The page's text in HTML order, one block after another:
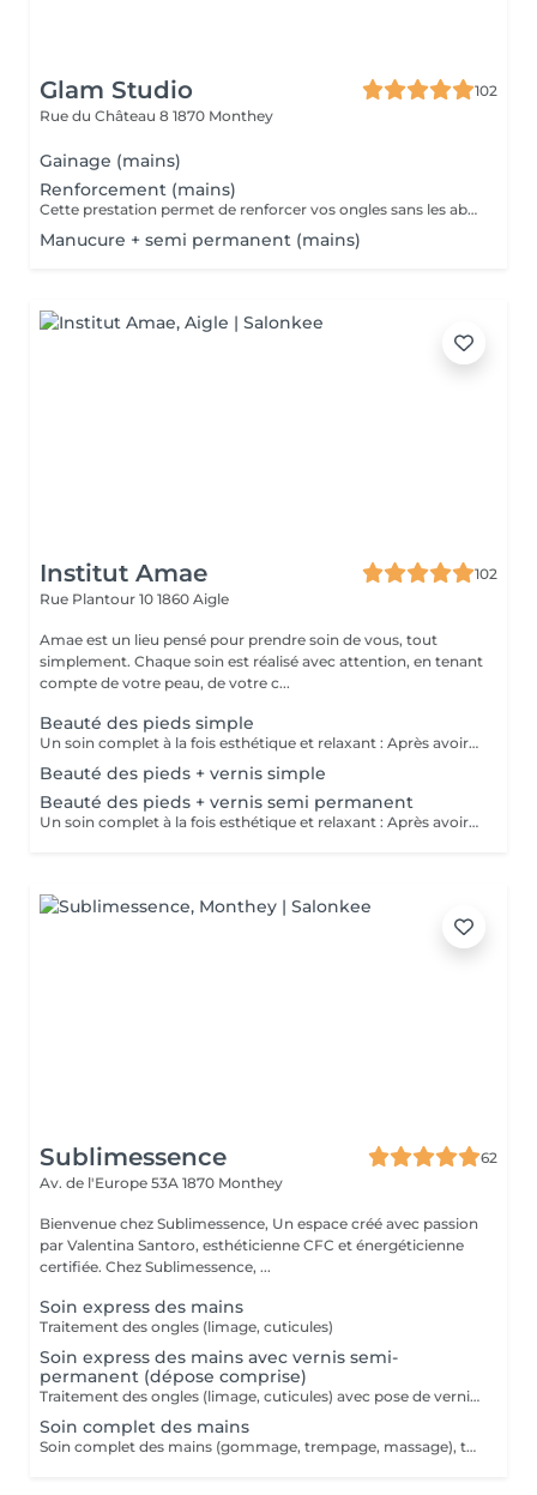
Glam Studio
102
Rue du Château 8 1870 Monthey
Gainage (mains)
Renforcement (mains)
Cette prestation permet de renforcer vos ongles sans les abîmer, tout en gardant un rendu naturel et soigné. Idéale pour celles qui souhaitent plus de tenue qu'une simple manucure, sans passer par la pose de faux ongles Au choix : French ou couleur Et pour terminer en beauté, je réalise un gommage et un massage des mains
Manucure + semi permanent (mains)
Institut Amae
102
Rue Plantour 10 1860 Aigle
Amae est un lieu pensé pour prendre soin de vous, tout
simplement. Chaque soin est réalisé avec attention, en tenant
compte de votre peau, de votre c...
Beauté des pieds simple
Un soin complet à la fois esthétique et relaxant : Après avoir couper et limer vos ongles, le soin des cuticules et un léger soin des callosité, le soin se termine en douceur par un gommage et un massage des pieds
Beauté des pieds + vernis simple
Beauté des pieds + vernis semi permanent
Un soin complet à la fois esthétique et relaxant : Après avoir couper et limer vos ongles, le soin des cuticules et un léger soin des callosité, le soin se termine en douceur par un gommage et un massage des pieds
Sublimessence
62
Av. de l'Europe 53A 1870 Monthey
Bienvenue chez Sublimessence, Un espace créé avec passion
par Valentina Santoro, esthéticienne CFC et énergéticienne
certifiée. Chez Sublimessence, ...
Soin express des mains
Traitement des ongles (limage, cuticules)
Soin express des mains avec vernis semi-
permanent (dépose comprise)
Traitement des ongles (limage, cuticules) avec pose de vernis semi-permanent (dépose comprise)
Soin complet des mains
Soin complet des mains (gommage, trempage, massage), traitement des ongles (limage, cuticules)